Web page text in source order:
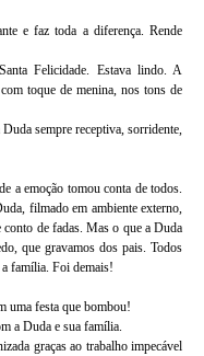
e faz toda a diferença. Rende
Felicidade. Estava lindo. A
toque de menina, nos tons de
sempre receptiva, sorridente,
a emoção tomou conta de todos.
filmado em ambiente externo,
de fadas. Mas o que a Duda
que gravamos dos pais. Todos
família. Foi demais!
uma festa que bombou!
a Duda e sua família.
graças ao trabalho impecável